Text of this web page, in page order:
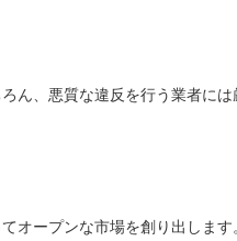
ん、悪質な違反を行う業者に
オープンな市場を創り出します